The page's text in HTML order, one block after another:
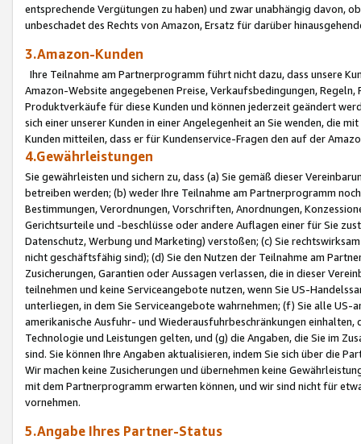
entsprechende Vergütungen zu haben) und zwar unabhängig davon,
unbeschadet des Rechts von Amazon, Ersatz für darüber
3.Amazon-Kunden
Ihre Teilnahme am Partnerprogramm führt nicht dazu, dass unsere
Amazon-Website angegebenen Preise, Verkaufsbedingungen,
Produktverkäufe für diese Kunden und können jederzeit geändert
sich einer unserer Kunden in einer Angelegenheit an Sie wenden, die
Kunden mitteilen, dass er für Kundenservice-Fragen den auf der
4.Gewährleistungen
Sie gewährleisten und sichern zu, dass (a) Sie gemäß dieser
betreiben werden; (b) weder Ihre Teilnahme am Partnerprogramm
Bestimmungen, Verordnungen, Vorschriften, Anordnungen,
Gerichtsurteile und -beschlüsse oder andere Auflagen einer für Sie
Datenschutz, Werbung und Marketing) verstoßen; (c) Sie
nicht geschäftsfähig sind); (d) Sie den Nutzen der Teilnahme am
Zusicherungen, Garantien oder Aussagen verlassen, die in dieser
teilnehmen und keine Serviceangebote nutzen, wenn Sie US-
unterliegen, in dem Sie Serviceangebote wahrnehmen; (f) Sie alle
amerikanische Ausfuhr- und Wiederausfuhrbeschränkungen
Technologie und Leistungen gelten, und (g) die Angaben, die Sie im
sind. Sie können Ihre Angaben aktualisieren, indem Sie sich über die
Wir machen keine Zusicherungen und übernehmen keine
mit dem Partnerprogramm erwarten können, und wir sind nicht für
vornehmen.
5.Angabe Ihres Partner-Status